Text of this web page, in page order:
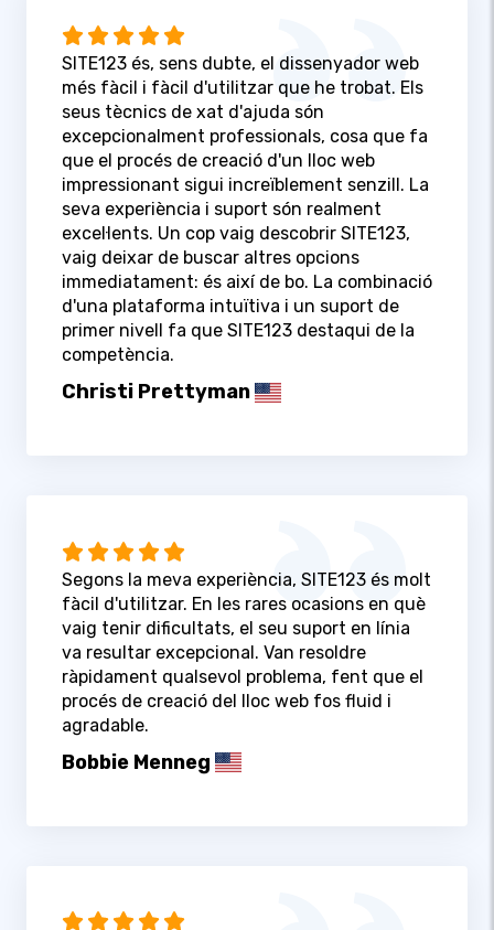
SITE123 és, sens dubte, el dissenyador web
més fàcil i fàcil d'utilitzar que he trobat. Els
seus tècnics de xat d'ajuda són
excepcionalment professionals, cosa que fa
que el procés de creació d'un lloc web
impressionant sigui increïblement senzill. La
seva experiència i suport són realment
excel·lents. Un cop vaig descobrir SITE123,
vaig deixar de buscar altres opcions
immediatament: és així de bo. La combinació
d'una plataforma intuïtiva i un suport de
primer nivell fa que SITE123 destaqui de la
competència.
Christi Prettyman
Segons la meva experiència, SITE123 és molt
fàcil d'utilitzar. En les rares ocasions en què
vaig tenir dificultats, el seu suport en línia
va resultar excepcional. Van resoldre
ràpidament qualsevol problema, fent que el
procés de creació del lloc web fos fluid i
agradable.
Bobbie Menneg